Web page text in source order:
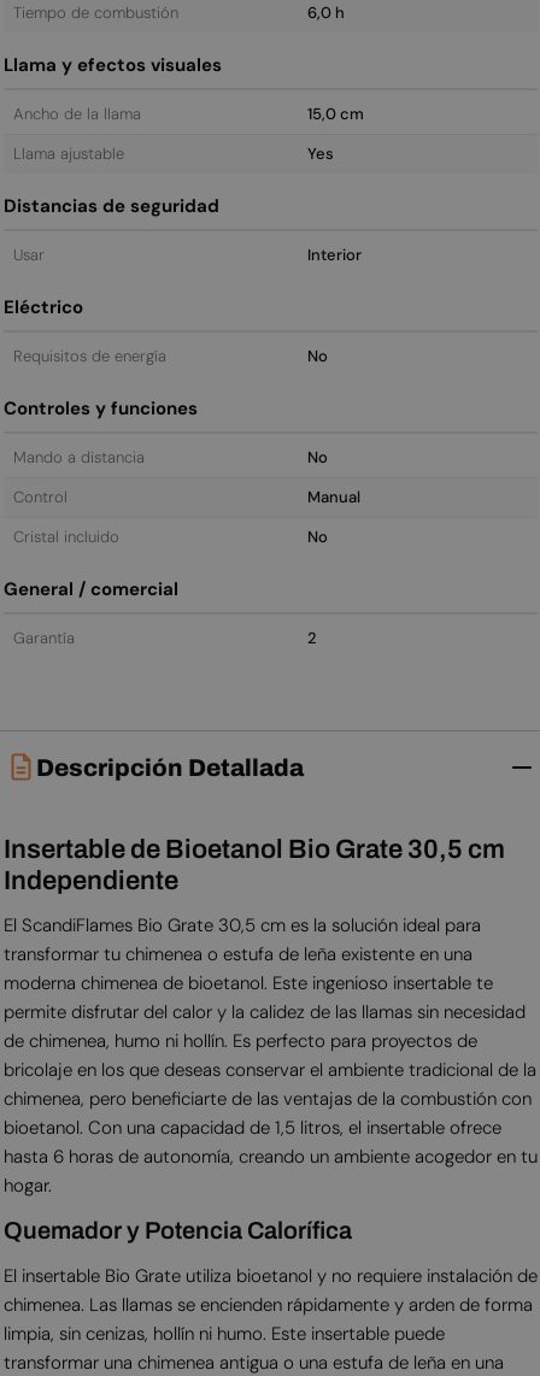
Tiempo de combustión 6,0 h
Llama y efectos visuales
Ancho de la llama
15,0 cm
Llama ajustable
Yes
Distancias de seguridad
Usar Interior
Eléctrico
Requisitos de energía No
Controles y funciones
Mando a distancia
No
Control
Manual
Cristal incluido
No
General / comercial
Garantía 2
Descripción Detallada
Insertable de Bioetanol Bio Grate 30,5 cm
Independiente
El ScandiFlames Bio Grate 30,5 cm es la solución ideal para
transformar tu chimenea o estufa de leña existente en una
moderna chimenea de bioetanol. Este ingenioso insertable te
permite disfrutar del calor y la calidez de las llamas sin necesidad
de chimenea, humo ni hollín. Es perfecto para proyectos de
bricolaje en los que deseas conservar el ambiente tradicional de la
chimenea, pero beneficiarte de las ventajas de la combustión con
bioetanol. Con una capacidad de 1,5 litros, el insertable ofrece
hasta 6 horas de autonomía, creando un ambiente acogedor en tu
hogar.
Quemador y Potencia Calorífica
El insertable Bio Grate utiliza bioetanol y no requiere instalación de
chimenea. Las llamas se encienden rápidamente y arden de forma
limpia, sin cenizas, hollín ni humo. Este insertable puede
transformar una chimenea antigua o una estufa de leña en una